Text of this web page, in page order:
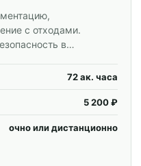
с отходами.
в
групп.
72 ак. часа
5 200 ₽
очно или дистанционно